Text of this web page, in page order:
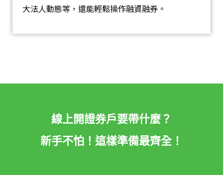
大法人動態等，還能輕鬆操作融資融券。
線上開證券戶要帶什麼？
新手不怕！這樣準備最齊全！